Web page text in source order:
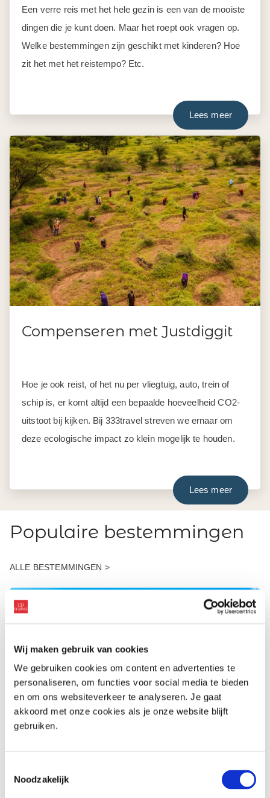
Wij maken gebruik van cookies
We gebruiken cookies om content en advertenties te
personaliseren, om functies voor social media te bieden
en om ons websiteverkeer te analyseren. Je gaat
akkoord met onze cookies als je onze website blijft
gebruiken.
Noodzakelijk
Een verre reis met het hele gezin is een van de mooiste
dingen die je kunt doen. Maar het roept ook vragen op.
Welke bestemmingen zijn geschikt met kinderen? Hoe
zit het met het reistempo? Etc.
Lees meer
Compenseren met Justdiggit
Hoe je ook reist, of het nu per vliegtuig, auto, trein of
schip is, er komt altijd een bepaalde hoeveelheid CO2-
uitstoot bij kijken. Bij 333travel streven we ernaar om
deze ecologische impact zo klein mogelijk te houden.
Lees meer
Populaire bestemmingen
ALLE BESTEMMINGEN >